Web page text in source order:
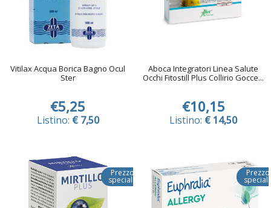
Vitilax Acqua Borica Bagno Ocul
Ster
€5,25
Listino: € 7,50
Aboca Integratori Linea Salute
Occhi Fitostill Plus Collirio Gocce...
€10,15
Listino: € 14,50
Prezzo
speciale
Prezzo